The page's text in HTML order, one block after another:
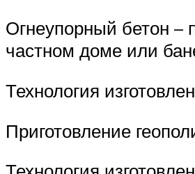
Огнеупорный бетон –
частном доме или
Технология
Приготовление